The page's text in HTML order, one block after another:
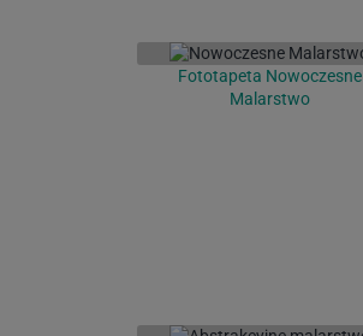
Fototapeta Nowoczesne
Malarstwo